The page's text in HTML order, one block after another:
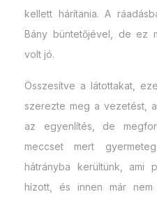
kellett hárítania. A
Bány büntetőjével, de ez
volt jó.
Összesítve a látottakat,
szerezte meg a vezetést,
az egyenlítés, de
meccset mert
hátrányba kerültünk, ami
hízott, és innen már